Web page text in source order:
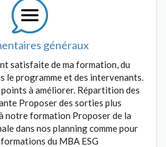
généraux
satisfaite de ma formation, du
le programme et des intervenants.
à améliorer. Répartition des
Proposer des sorties plus
notre formation Proposer de la
dans nos planning comme pour
du MBA ESG